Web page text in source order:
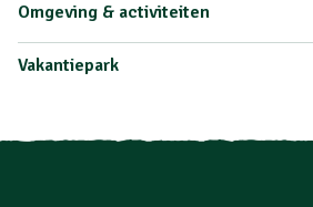
Omgeving & activiteiten
Vakantiepark